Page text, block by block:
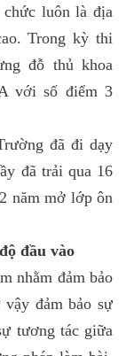
luôn là địa
Trong kỳ thi
đỗ thủ khoa
với số điểm 3
đã đi dạy
đã trải qua 16
năm mở lớp ôn
đầu vào
nhằm đảm bảo
đảm bảo sự
tương tác giữa